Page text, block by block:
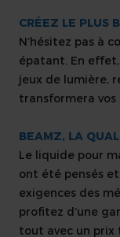
CRÉEZ LE PLUS
N’hésitez pas à
épatant. En
jeux de lumière,
transformera vos
BEAMZ, LA
Le liquide pour
ont été pensés et
exigences des
profitez d’une
tout avec un prix